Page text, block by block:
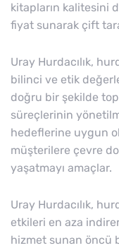
kitapların kalitesini
fiyat sunarak çift
Uray Hurdacılık,
bilinci ve etik
doğru bir şekilde
süreçlerinin
hedeflerine uygun
müşterilere çevre
yaşatmayı amaçlar.
Uray Hurdacılık,
etkileri en aza
hizmet sunan öncü